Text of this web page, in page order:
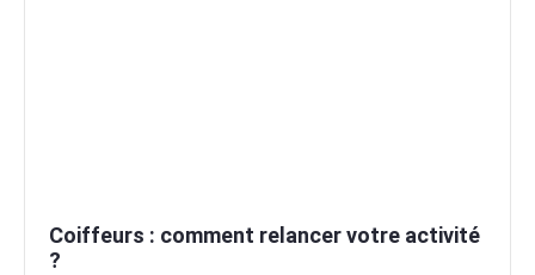
Coiffeurs : comment relancer votre activité
?